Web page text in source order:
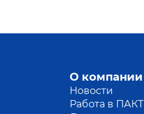
О компании
Новости
Работа в ПАКТ